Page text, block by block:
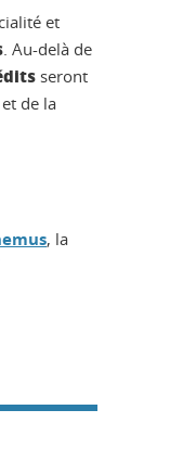
et
. Au-delà de
seront
de la
, la